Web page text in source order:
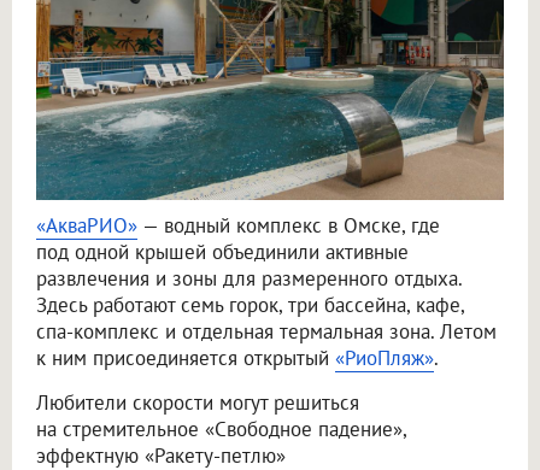
«АкваРИО» — водный комплекс в Омске, где
под одной крышей объединили активные
развлечения и зоны для размеренного отдыха.
Здесь работают семь горок, три бассейна, кафе,
спа-комплекс и отдельная термальная зона. Летом
к ним присоединяется открытый «РиоПляж».
Любители скорости могут решиться
на стремительное «Свободное падение»,
эффектную «Ракету-петлю»